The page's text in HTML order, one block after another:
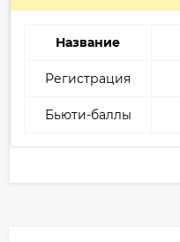
Название
Регистрация
Бьюти-баллы